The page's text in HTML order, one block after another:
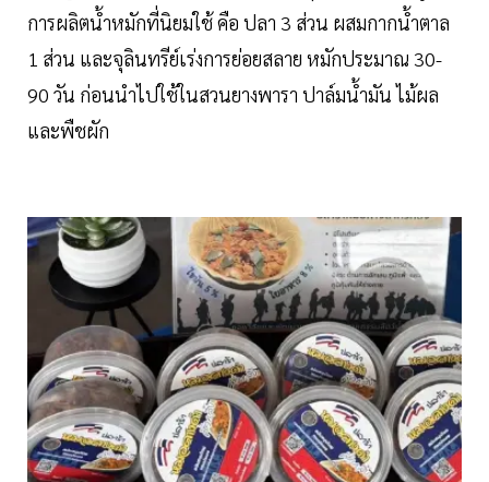
การผลิตน้ำหมักที่นิยมใช้ คือ ปลา 3 ส่วน ผสมกากน้ำตาล
1 ส่วน และจุลินทรีย์เร่งการย่อยสลาย หมักประมาณ 30-
90 วัน ก่อนนำไปใช้ในสวนยางพารา ปาล์มน้ำมัน ไม้ผล
และพืชผัก